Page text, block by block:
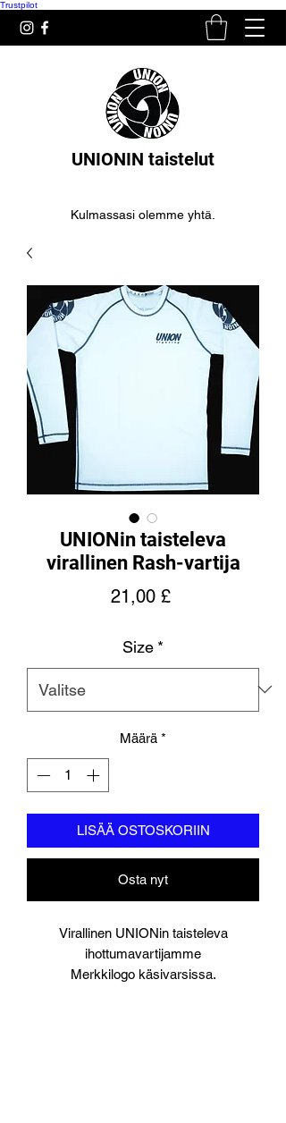
Trustpilot
UNIONIN taistelut
Kulmassasi olemme yhtä.
UNIONin taisteleva
virallinen Rash-vartija
21,00 £Hinta
Size *
Määrä *
LISÄÄ OSTOSKORIIN
Osta nyt
Virallinen UNIONin taisteleva
ihottumavartijamme
Merkkilogo käsivarsissa.